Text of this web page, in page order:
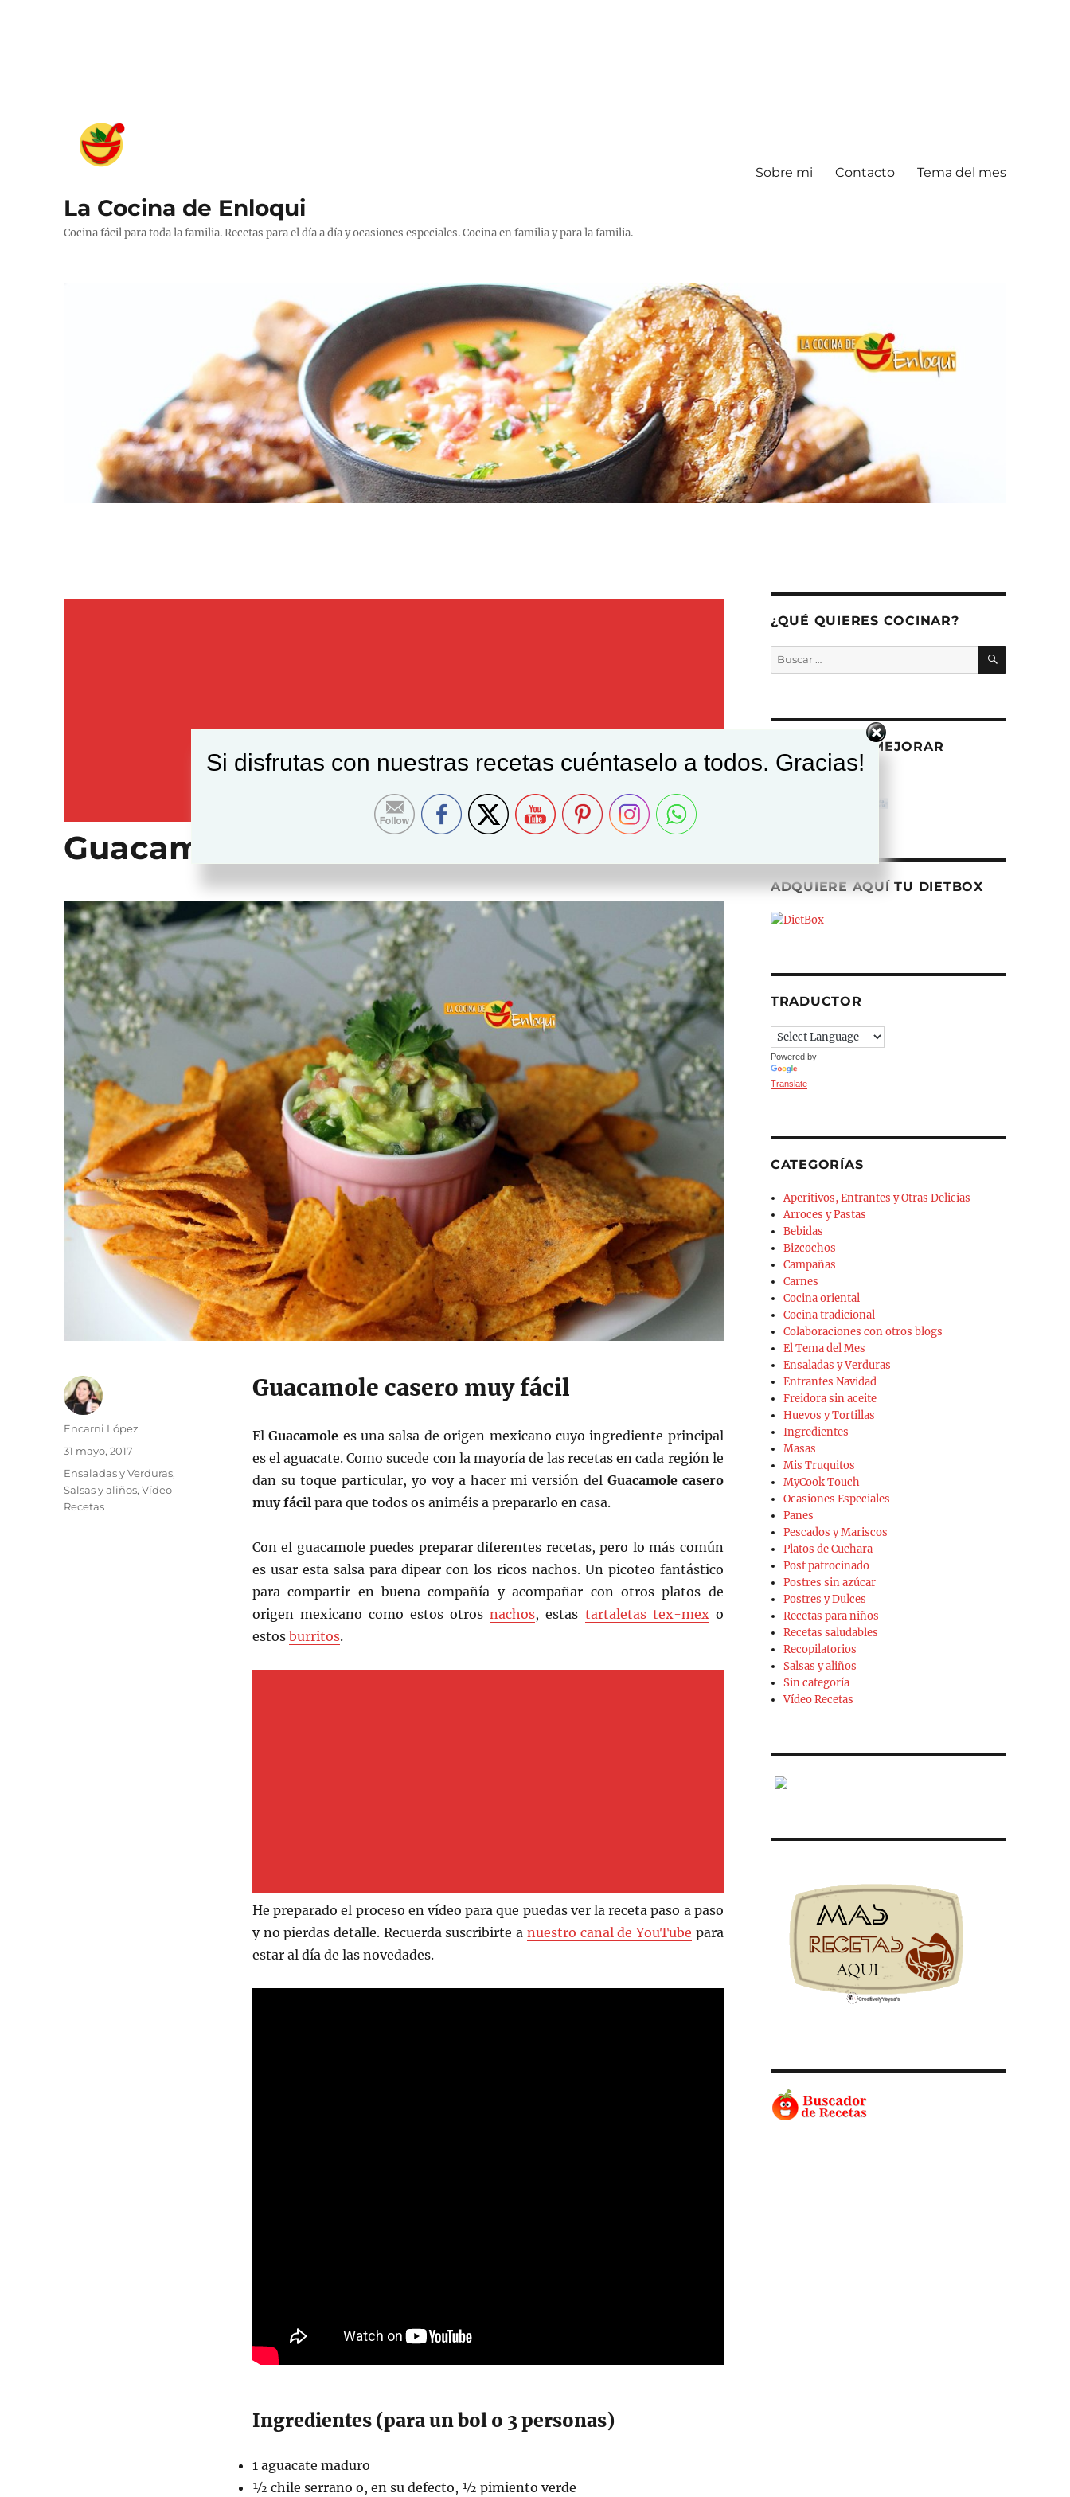
La Cocina de Enloqui
Cocina fácil para toda la familia. Recetas para el día a día y ocasiones especiales. Cocina en familia y para la familia.
Sobre mi Contacto Tema del mes
Guacamole casero muy fácil
Guacamole casero muy fácil
ElGuacamole es una salsa de origen mexicano cuyo ingrediente principal
es el aguacate. Como sucede con la mayoría de las recetas en cada región le
dan su toque particular, yo voy a hacer mi versión del Guacamole casero
muy fácil para que todos os animéis a prepararlo en casa.
Con el guacamole puedes preparar diferentes recetas, pero lo más común
es usar esta salsa para dipear con los ricos nachos. Un picoteo fantástico
para compartir en buena compañía y acompañar con otros platos de
origen mexicano como estos otrosnachos, estas tartaletas tex-mexo
estos burritos.
He preparado el proceso en vídeo para que puedas ver la receta paso a paso
y no pierdas detalle. Recuerda suscribirte a nuestro canal de YouTube para
estar al día de las novedades.
Ingredientes (para un bol o 3 personas)
1 aguacate maduro
½ chile serrano o, en su defecto, ½ pimiento verde
Autor
Encarni López
Publicado
31 mayo, 2017
Categorías
Ensaladas y Verduras,
Salsas y aliños,Vídeo
Recetas
¿QUÉ QUIERES COCINAR?
Buscar
por:
BUSCAR
AYÚDANOS A MEJORAR
ADQUIERE AQUÍ TU DIETBOX
TRADUCTOR
Powered by
Translate
CATEGORÍAS
Aperitivos, Entrantes y Otras Delicias
Arroces y Pastas
Bebidas
Bizcochos
Campañas
Carnes
Cocina oriental
Cocina tradicional
Colaboraciones con otros blogs
El Tema del Mes
Ensaladas y Verduras
Entrantes Navidad
Freidora sin aceite
Huevos y Tortillas
Ingredientes
Masas
Mis Truquitos
MyCook Touch
Ocasiones Especiales
Panes
Pescados y Mariscos
Platos de Cuchara
Post patrocinado
Postres sin azúcar
Postres y Dulces
Recetas para niños
Recetas saludables
Recopilatorios
Salsas y aliños
Sin categoría
Vídeo Recetas
Si disfrutas con nuestras recetas cuéntaselo a todos. Gracias!